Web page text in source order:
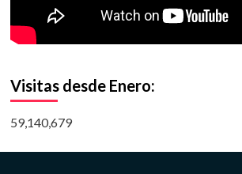
Visitas desde Enero:
59,140,679